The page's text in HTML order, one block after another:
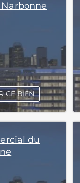
Narbonne
CE BIEN
du